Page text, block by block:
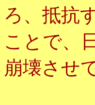
ろ、抵抗
ことで、
崩壊させ